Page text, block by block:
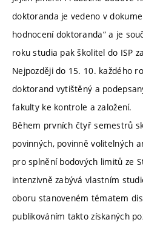
doktoranda je vedeno v
hodnocení doktoranda“ a je
roku studia pak školitel do ISP
Nejpozději do 15. 10. každého
doktorand vytištěný a
fakulty ke kontrole a založení.
Během prvních čtyř semestrů
povinných, povinně volitelných
pro splnění bodových limitů ze
intenzivně zabývá vlastním
oboru stanoveném tématem
publikováním takto získaných